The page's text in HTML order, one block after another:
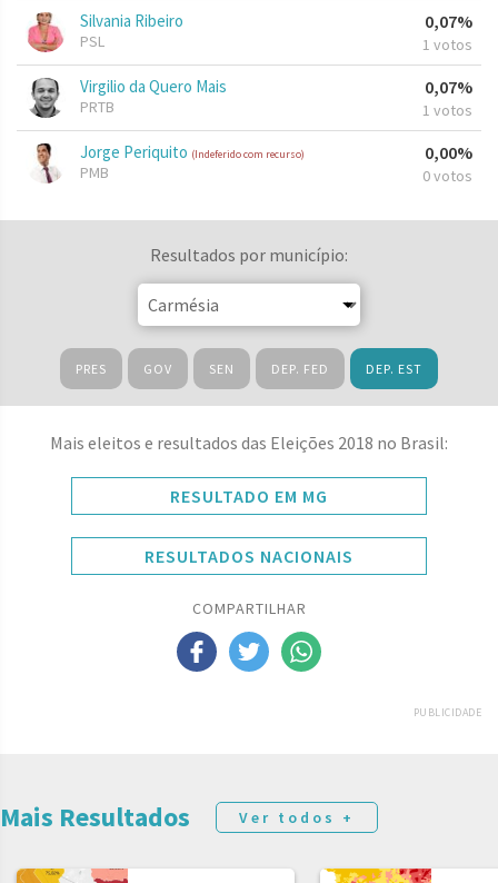
Silvania Ribeiro
PSL
0,07%
1 votos
Virgilio da Quero Mais
PRTB
0,07%
1 votos
Jorge Periquito (Indeferido com recurso)
PMB
0,00%
0 votos
Resultados por município:
PRES GOV SEN DEP. FED DEP. EST
Mais eleitos e resultados das Eleições 2018 no Brasil:
RESULTADO EM MG
RESULTADOS NACIONAIS
COMPARTILHAR
PUBLICIDADE
Mais Resultados Ver todos +